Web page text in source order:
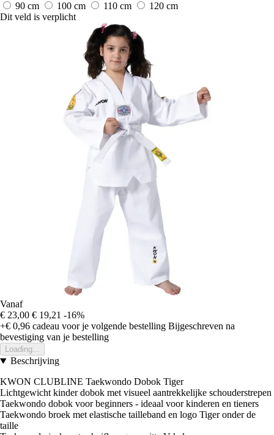
90 cm 100 cm 110 cm
120 cm
Dit veld is verplicht
Vanaf
€ 23,00 € 19,21 -16%
+€ 0,96 cadeau voor je volgende bestelling Bijgeschreven na
bevestiging van je bestelling
Loading...
Beschrijving
KWON CLUBLINE Taekwondo Dobok Tiger
Lichtgewicht kinder dobok met visueel aantrekkelijke schouderstrepen
Taekwondo dobok voor beginners - ideaal voor kinderen en tieners
Taekwondo broek met elastische tailleband en logo Tiger onder de
taille